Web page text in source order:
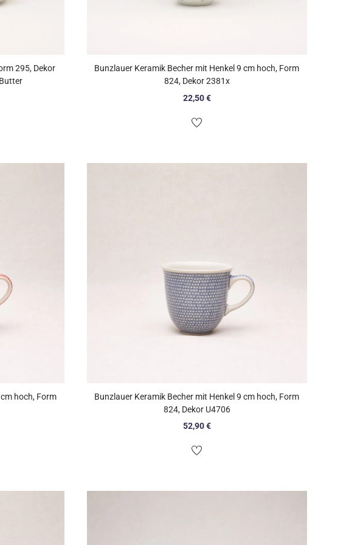
295, Dekor
Bunzlauer Keramik Becher mit Henkel 9 cm hoch, Form
824, Dekor 2381x
22,50€
hoch, Form
Bunzlauer Keramik Becher mit Henkel 9 cm hoch, Form
824, Dekor U4706
52,90€